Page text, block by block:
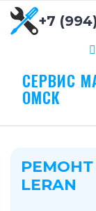
+7
СЕРВИС
ОМСК
LERAN